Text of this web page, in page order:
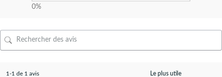
0%
1-1 de 1 avis